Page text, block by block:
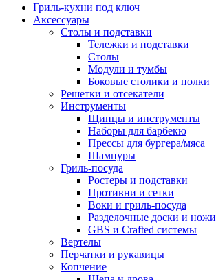
Гриль-кухни под ключ
Аксессуары
Столы и подставки
Тележки и подставки
Столы
Модули и тумбы
Боковые столики и полки
Решетки и отсекатели
Инструменты
Щипцы и инструменты
Наборы для барбекю
Прессы для бургера/мяса
Шампуры
Гриль-посуда
Ростеры и подставки
Противни и сетки
Воки и гриль-посуда
Разделочные доски и ножи
GBS и Crafted системы
Вертелы
Перчатки и рукавицы
Копчение